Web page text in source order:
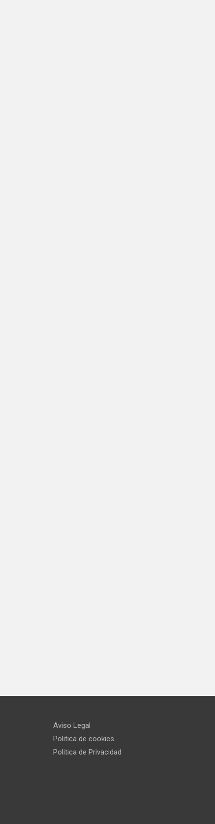
Aviso Legal
Politica de cookies
Politica de Privacidad